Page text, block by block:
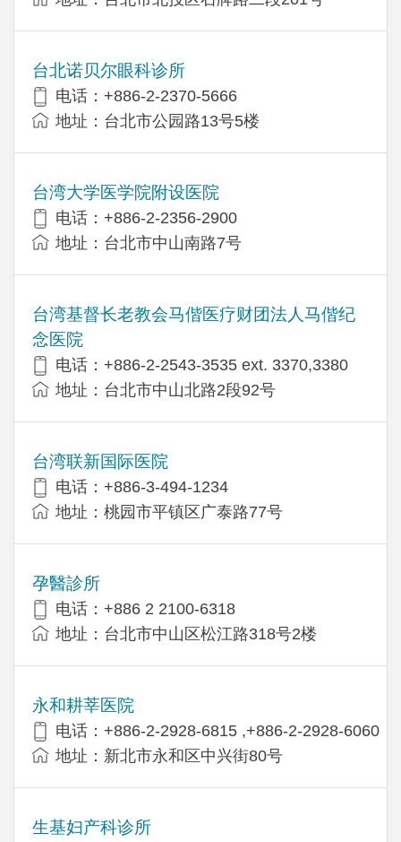
台北诺贝尔眼科诊所
电话：+886-2-2370-5666
地址：台北市公园路13号5楼
台湾大学医学院附设医院
电话：+886-2-2356-2900
地址：台北市中山南路7号
台湾基督长老教会马偕医疗财团法人马偕纪
念医院
电话：+886-2-2543-3535 ext. 3370,3380
地址：台北市中山北路2段92号
台湾联新国际医院
电话：+886-3-494-1234
地址：桃园市平镇区广泰路77号
孕醫診所
电话：+886 2 2100-6318
地址：台北市中山区松江路318号2楼
永和耕莘医院
电话：+886-2-2928-6815 ,+886-2-2928-6060
地址：新北市永和区中兴街80号
生基妇产科诊所